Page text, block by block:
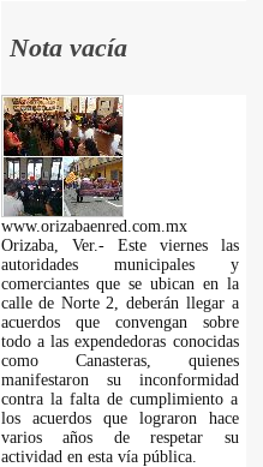
Nota vacía
www.orizabaenred.com.mx
Orizaba, Ver.- Este viernes las
autoridades municipales y
comerciantes que se ubican en la
calle de Norte 2, deberán llegar a
acuerdos que convengan sobre
todo a las expendedoras conocidas
como Canasteras, quienes
manifestaron su inconformidad
contra la falta de cumplimiento a
los acuerdos que lograron hace
varios años de respetar su
actividad en esta vía pública.